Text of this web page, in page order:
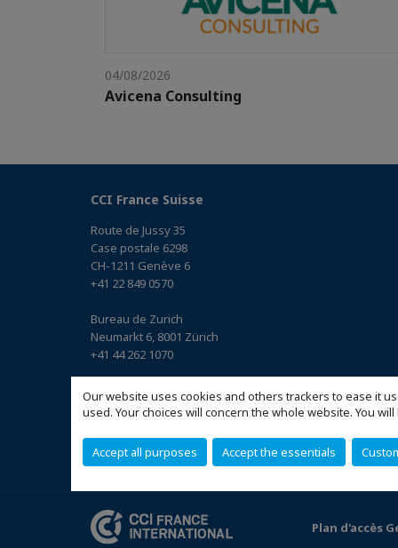
Our website uses cookies and others trackers to ease it
used. Your choices will concern the whole website. You
Accept all purposes Accept the essentials
04/08/2026
Avicena Consulting
CCI France Suisse
Route de Jussy 35
Case postale 6298
CH-1211 Genève 6
+41 22 849 0570
Bureau de Zurich
Neumarkt 6, 8001 Zürich
+41 44 262 1070
Bureau de Bâle
Elisabethenstrasse 23, 4051 Basel
(Accéder au plan)
Plan d'accès